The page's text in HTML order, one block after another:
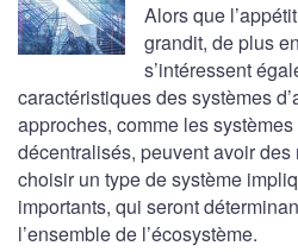
Alors que
grandit, de plus
s’intéressent
caractéristiques des systèmes
approches, comme les
décentralisés, peuvent avoir
choisir un type de système
importants, qui seront
l’ensemble de l’écosystème.